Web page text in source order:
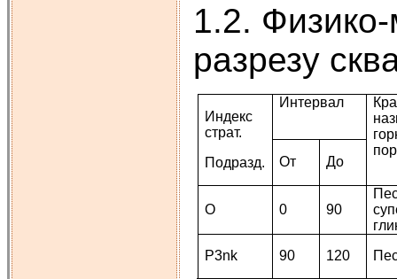
1.2.
разрезу
Индекс
страт.
Подразд.
Интервал
От До
О 0 90
P3nk
90 120